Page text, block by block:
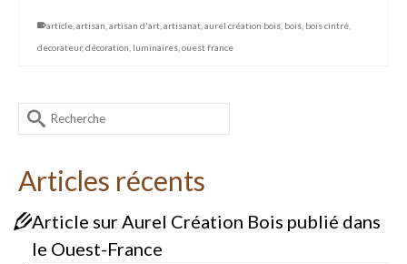
article artisan artisan d'art artisanat aurel création bois bois bois cintré
decorateur, décoration luminaires ouest france
Rechercher :
Articles récents
Article sur Aurel Création Bois publié dans
le Ouest-France